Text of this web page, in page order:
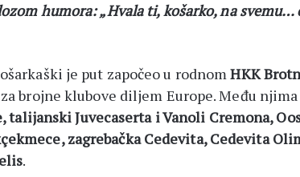
humora: „Hvala ti, košarko, na svemu…
je put započeo u rodnomHKK
brojne klubove diljem Europe. Među njima
talijanski Juvecaserta i Vanoli Cremona,
zagrebačka Cedevita, Cedevita
.